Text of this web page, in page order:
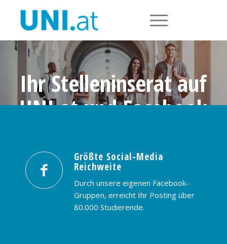
Ihr Stelleninserat auf
UNI.at und Facebook
PREISE & BUCHUNG KONTAKT
Größte Social-Media
Reichweite
Durch unsere eigenen Facebook-
Gruppen, erreicht Ihr Posting über
80.000 Studierende.